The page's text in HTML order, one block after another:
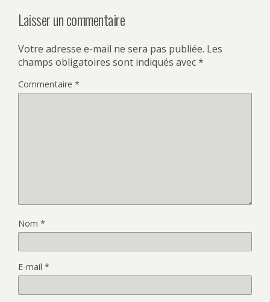
Laisser un commentaire
Votre adresse e-mail ne sera pas publiée. Les
champs obligatoires sont indiqués avec*
Commentaire *
Nom *
E-mail *